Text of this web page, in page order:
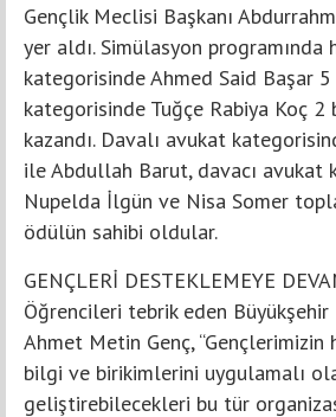
Gençlik Meclisi Başkanı
yer aldı. Simülasyon programında
kategorisinde Ahmed Said Başar 5
kategorisinde Tuğçe Rabiya Koç 2
kazandı. Davalı avukat
ile Abdullah Barut, davacı avukat
Nupelda İlgün ve Nisa Somer
ödülün sahibi oldular.
GENÇLERİ DESTEKLEMEYE
Öğrencileri tebrik eden Büyükşehir
Ahmet Metin Genç, “Gençlerimizin
bilgi ve birikimlerini uygulamalı
geliştirebilecekleri bu tür